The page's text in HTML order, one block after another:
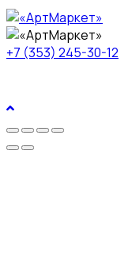
+7 (353) 245-30-12